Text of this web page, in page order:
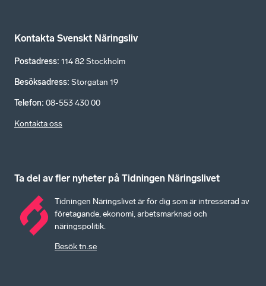
Kontakta Svenskt Näringsliv
Postadress: 114 82 Stockholm
Besöksadress: Storgatan 19
Telefon: 08-553 430 00
Kontakta oss
Ta del av fler nyheter på Tidningen Näringslivet
Tidningen Näringslivet är för dig som är intresserad av
företagande, ekonomi, arbetsmarknad och
näringspolitik.
Besök tn.se